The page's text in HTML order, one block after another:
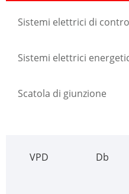
Sistemi elettrici di
Sistemi elettrici
Scatola di giunzione
VPD Db